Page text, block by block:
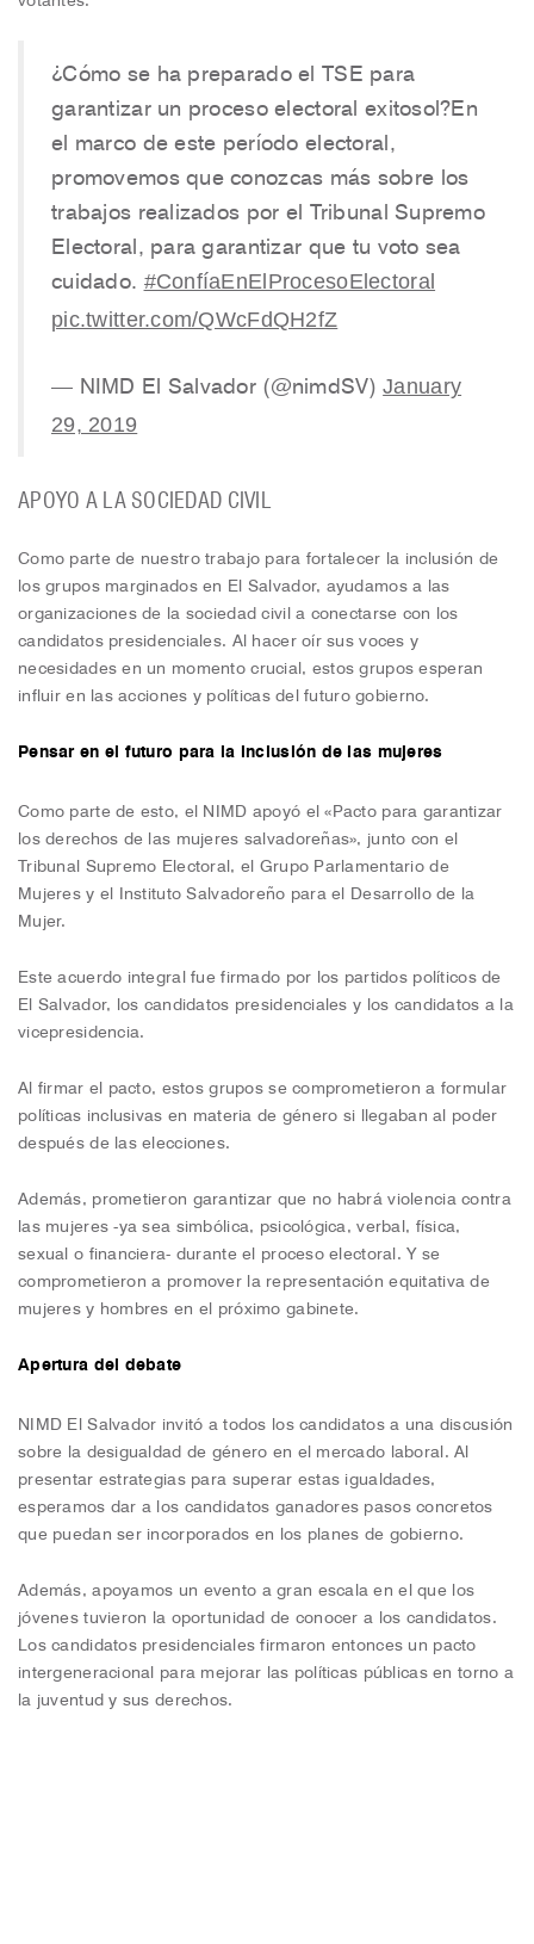
¿Cómo se ha preparado el TSE para
garantizar un proceso electoral exitosol?En
el marco de este período electoral,
promovemos que conozcas más sobre los
trabajos realizados por el Tribunal Supremo
Electoral, para garantizar que tu voto sea
cuidado. #ConfíaEnElProcesoElectoral
pic.twitter.com/QWcFdQH2fZ
— NIMD El Salvador (@nimdSV) January
29, 2019
APOYO A LA SOCIEDAD CIVIL
Como parte de nuestro trabajo para fortalecer la inclusión de
los grupos marginados en El Salvador, ayudamos a las
organizaciones de la sociedad civil a conectarse con los
candidatos presidenciales. Al hacer oír sus voces y
necesidades en un momento crucial, estos grupos esperan
influir en las acciones y políticas del futuro gobierno.
Pensar en el futuro para la inclusión de las mujeres
Como parte de esto, el NIMD apoyó el «Pacto para garantizar
los derechos de las mujeres salvadoreñas», junto con el
Tribunal Supremo Electoral, el Grupo Parlamentario de
Mujeres y el Instituto Salvadoreño para el Desarrollo de la
Mujer.
Este acuerdo integral fue firmado por los partidos políticos de
El Salvador, los candidatos presidenciales y los candidatos a la
vicepresidencia.
Al firmar el pacto, estos grupos se comprometieron a formular
políticas inclusivas en materia de género si llegaban al poder
después de las elecciones.
Además, prometieron garantizar que no habrá violencia contra
las mujeres -ya sea simbólica, psicológica, verbal, física,
sexual o financiera- durante el proceso electoral. Y se
comprometieron a promover la representación equitativa de
mujeres y hombres en el próximo gabinete.
Apertura del debate
NIMD El Salvador invitó a todos los candidatos a una discusión
sobre la desigualdad de género en el mercado laboral. Al
presentar estrategias para superar estas igualdades,
esperamos dar a los candidatos ganadores pasos concretos
que puedan ser incorporados en los planes de gobierno.
Además, apoyamos un evento a gran escala en el que los
jóvenes tuvieron la oportunidad de conocer a los candidatos.
Los candidatos presidenciales firmaron entonces un pacto
intergeneracional para mejorar las políticas públicas en torno a
la juventud y sus derechos.